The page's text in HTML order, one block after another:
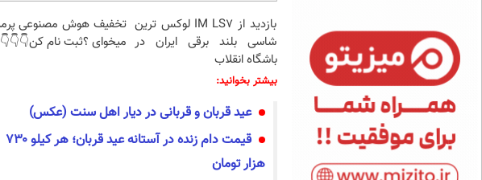
بازدید از IM LS7 لوکس ترین
شاسی بلند برقی ایران در
باشگاه انقلاب
تخفیف هوش مصنوعی
میخوای ؟ثبت نام کن👇👇👇
بیشتر بخوانید:
عید قربان و قربانی در دیار اهل سنت (عکس)
قیمت دام زنده در آستانه عید قربان؛ هر کیلو ۷۳۰
هزار تومان